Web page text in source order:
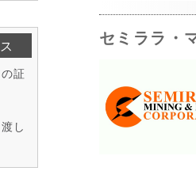
証
し
セミララ・